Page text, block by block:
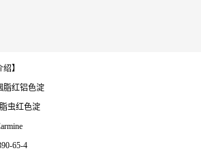
】
脂红铝色淀
虫红色淀
65-4